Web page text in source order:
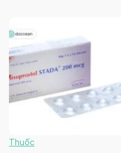
Thuốc